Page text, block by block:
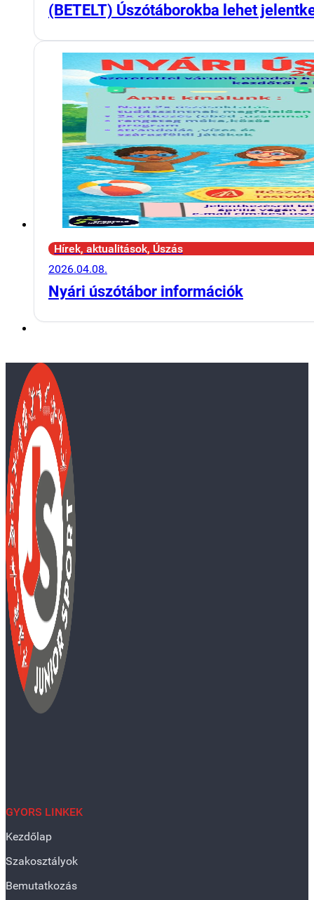
(BETELT) Úszótáborokba lehet
Hírek, aktualitások, Úszás
2026.04.08.
Nyári úszótábor információk
GYORS LINKEK
Kezdőlap
Szakosztályok
Bemutatkozás